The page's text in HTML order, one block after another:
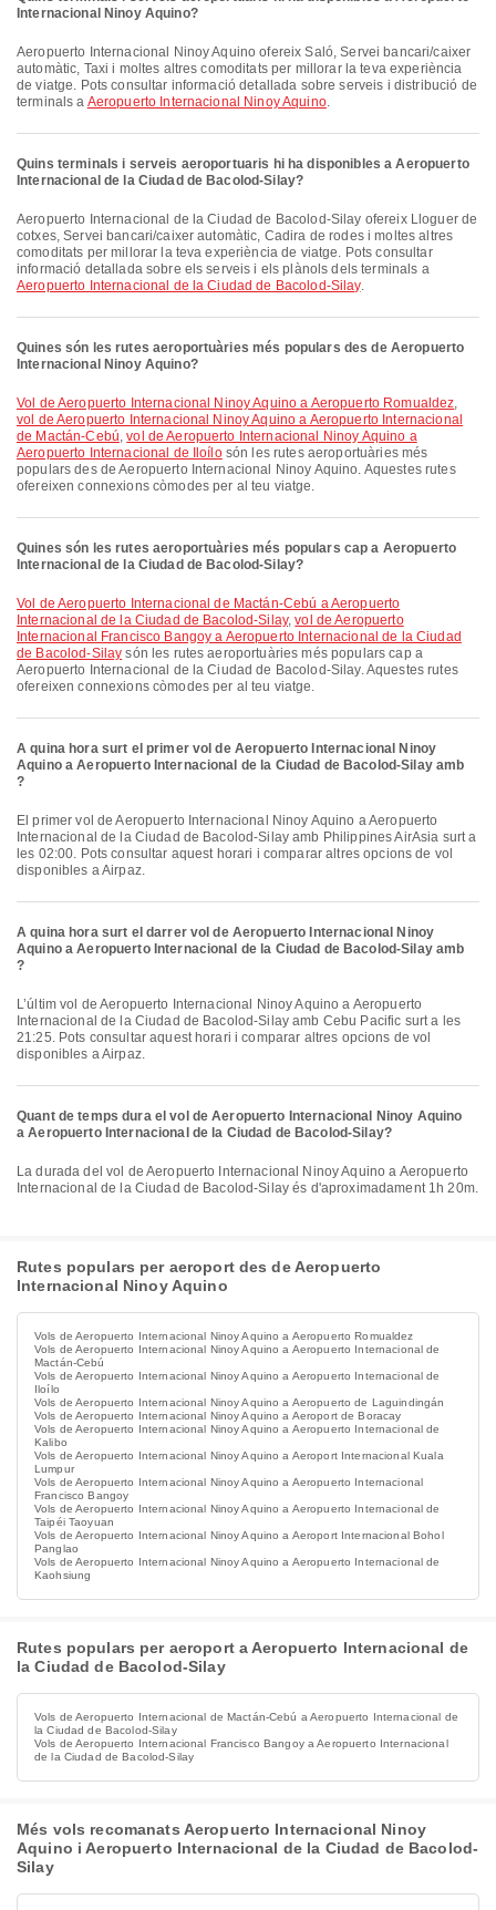
Internacional Ninoy Aquino?
Aeropuerto Internacional Ninoy Aquino ofereix Saló, Servei bancari/caixer
automàtic, Taxi i moltes altres comoditats per millorar la teva experiència
de viatge. Pots consultar informació detallada sobre serveis i distribució de
terminals a Aeropuerto Internacional Ninoy Aquino.
Quins terminals i serveis aeroportuaris hi ha disponibles a Aeropuerto
Internacional de la Ciudad de Bacolod-Silay?
Aeropuerto Internacional de la Ciudad de Bacolod-Silay ofereix Lloguer de
cotxes, Servei bancari/caixer automàtic, Cadira de rodes i moltes altres
comoditats per millorar la teva experiència de viatge. Pots consultar
informació detallada sobre els serveis i els plànols dels terminals a
Aeropuerto Internacional de la Ciudad de Bacolod-Silay.
Quines són les rutes aeroportuàries més populars des de Aeropuerto
Internacional Ninoy Aquino?
vol de Aeropuerto Internacional Ninoy Aquino a Aeropuerto Romualdez,
vol de Aeropuerto Internacional Ninoy Aquino a Aeropuerto Internacional
de Mactán-Cebú,vol de Aeropuerto Internacional Ninoy Aquino a
Aeropuerto Internacional de Iloílosón les rutes aeroportuàries més
populars des de Aeropuerto Internacional Ninoy Aquino. Aquestes rutes
ofereixen connexions còmodes per al teu viatge.
Quines són les rutes aeroportuàries més populars cap a Aeropuerto
Internacional de la Ciudad de Bacolod-Silay?
vol de Aeropuerto Internacional de Mactán-Cebú a Aeropuerto
Internacional de la Ciudad de Bacolod-Silay,vol de Aeropuerto
Internacional Francisco Bangoy a Aeropuerto Internacional de la Ciudad
de Bacolod-Silay són les rutes aeroportuàries més populars cap a
Aeropuerto Internacional de la Ciudad de Bacolod-Silay. Aquestes rutes
ofereixen connexions còmodes per al teu viatge.
A quina hora surt el primer vol de Aeropuerto Internacional Ninoy
Aquino a Aeropuerto Internacional de la Ciudad de Bacolod-Silay amb
?
El primer vol de Aeropuerto Internacional Ninoy Aquino a Aeropuerto
Internacional de la Ciudad de Bacolod-Silay amb Philippines AirAsia surt a
les 02:00. Pots consultar aquest horari i comparar altres opcions de vol
disponibles a Airpaz.
A quina hora surt el darrer vol de Aeropuerto Internacional Ninoy
Aquino a Aeropuerto Internacional de la Ciudad de Bacolod-Silay amb
?
L’últim vol de Aeropuerto Internacional Ninoy Aquino a Aeropuerto
Internacional de la Ciudad de Bacolod-Silay amb Cebu Pacific surt a les
21:25. Pots consultar aquest horari i comparar altres opcions de vol
disponibles a Airpaz.
Quant de temps dura el vol de Aeropuerto Internacional Ninoy Aquino
a Aeropuerto Internacional de la Ciudad de Bacolod-Silay?
La durada del vol de Aeropuerto Internacional Ninoy Aquino a Aeropuerto
Internacional de la Ciudad de Bacolod-Silay és d'aproximadament 1h 20m.
Rutes populars per aeroport des de Aeropuerto
Internacional Ninoy Aquino
Vols de Aeropuerto Internacional Ninoy Aquino a Aeropuerto Romualdez
Vols de Aeropuerto Internacional Ninoy Aquino a Aeropuerto Internacional de
Mactán-Cebú
Vols de Aeropuerto Internacional Ninoy Aquino a Aeropuerto Internacional de
Iloílo
Vols de Aeropuerto Internacional Ninoy Aquino a Aeropuerto de Laguindingán
Vols de Aeropuerto Internacional Ninoy Aquino a Aeroport de Boracay
Vols de Aeropuerto Internacional Ninoy Aquino a Aeropuerto Internacional de
Kalibo
Vols de Aeropuerto Internacional Ninoy Aquino a Aeroport Internacional Kuala
Lumpur
Vols de Aeropuerto Internacional Ninoy Aquino a Aeropuerto Internacional
Francisco Bangoy
Vols de Aeropuerto Internacional Ninoy Aquino a Aeropuerto Internacional de
Taipéi Taoyuan
Vols de Aeropuerto Internacional Ninoy Aquino a Aeroport Internacional Bohol
Panglao
Vols de Aeropuerto Internacional Ninoy Aquino a Aeropuerto Internacional de
Kaohsiung
Rutes populars per aeroport a Aeropuerto Internacional de
la Ciudad de Bacolod-Silay
Vols de Aeropuerto Internacional de Mactán-Cebú a Aeropuerto Internacional de
la Ciudad de Bacolod-Silay
Vols de Aeropuerto Internacional Francisco Bangoy a Aeropuerto Internacional
de la Ciudad de Bacolod-Silay
Més vols recomanats Aeropuerto Internacional Ninoy
Aquino i Aeropuerto Internacional de la Ciudad de Bacolod-
Silay